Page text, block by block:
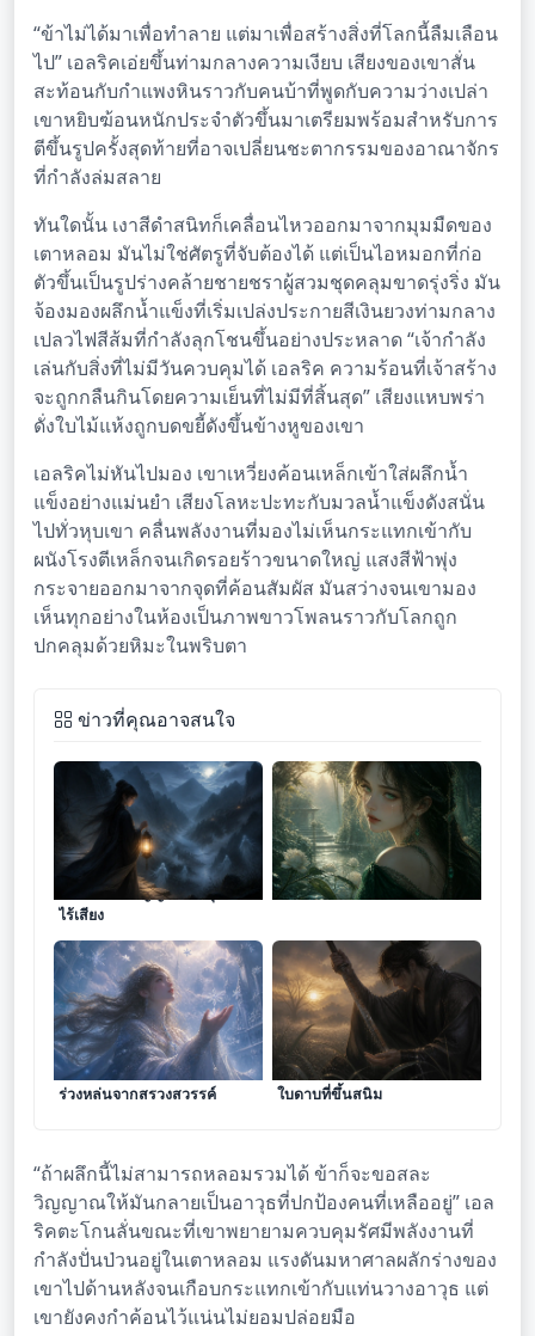
“ข้าไม่ได้มาเพื่อทำลาย แต่มาเพื่อสร้างสิ่งที่โลกนี้ลืมเลือน
ไป” เอลริคเอ่ยขึ้นท่ามกลางความเงียบ เสียงของเขาสั่น
สะท้อนกับกำแพงหินราวกับคนบ้าที่พูดกับความว่างเปล่า
เขาหยิบฆ้อนหนักประจำตัวขึ้นมาเตรียมพร้อมสำหรับการ
ตีขึ้นรูปครั้งสุดท้ายที่อาจเปลี่ยนชะตากรรมของอาณาจักร
ที่กำลังล่มสลาย
ทันใดนั้น เงาสีดำสนิทก็เคลื่อนไหวออกมาจากมุมมืดของ
เตาหลอม มันไม่ใช่ศัตรูที่จับต้องได้ แต่เป็นไอหมอกที่ก่อ
ตัวขึ้นเป็นรูปร่างคล้ายชายชราผู้สวมชุดคลุมขาดรุ่งริ่ง มัน
จ้องมองผลึกน้ำแข็งที่เริ่มเปล่งประกายสีเงินยวงท่ามกลาง
เปลวไฟสีส้มที่กำลังลุกโชนขึ้นอย่างประหลาด “เจ้ากำลัง
เล่นกับสิ่งที่ไม่มีวันควบคุมได้ เอลริค ความร้อนที่เจ้าสร้าง
จะถูกกลืนกินโดยความเย็นที่ไม่มีที่สิ้นสุด” เสียงแหบพร่า
ดั่งใบไม้แห้งถูกบดขยี้ดังขึ้นข้างหูของเขา
เอลริคไม่หันไปมอง เขาเหวี่ยงค้อนเหล็กเข้าใส่ผลึกน้ำ
แข็งอย่างแม่นยำ เสียงโลหะปะทะกับมวลน้ำแข็งดังสนั่น
ไปทั่วหุบเขา คลื่นพลังงานที่มองไม่เห็นกระแทกเข้ากับ
ผนังโรงตีเหล็กจนเกิดรอยร้าวขนาดใหญ่ แสงสีฟ้าพุ่ง
กระจายออกมาจากจุดที่ค้อนสัมผัส มันสว่างจนเขามอง
เห็นทุกอย่างในห้องเป็นภาพขาวโพลนราวกับโลกถูก
ปกคลุมด้วยหิมะในพริบตา
ข่าวที่คุณอาจสนใจ
โคมไฟแห่งวิญญาณในหุบเขา
ไร้เสียง
หยาดน้ำค้างจากดวงตาสีมรกต
ละอองมนตราในเกล็ดหิมะที่
ร่วงหล่นจากสรวงสวรรค์
เสียงเพรียกจากหยดน้ำค้างบน
ใบดาบที่ขึ้นสนิม
“ถ้าผลึกนี้ไม่สามารถหลอมรวมได้ ข้าก็จะขอสละ
วิญญาณให้มันกลายเป็นอาวุธที่ปกป้องคนที่เหลืออยู่” เอล
ริคตะโกนลั่นขณะที่เขาพยายามควบคุมรัศมีพลังงานที่
กำลังปั่นป่วนอยู่ในเตาหลอม แรงดันมหาศาลผลักร่างของ
เขาไปด้านหลังจนเกือบกระแทกเข้ากับแท่นวางอาวุธ แต่
เขายังคงกำค้อนไว้แน่นไม่ยอมปล่อยมือ